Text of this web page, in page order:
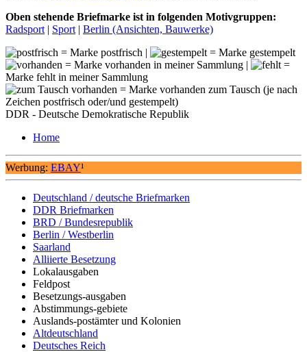
Oben stehende Briefmarke ist in folgenden Motivgruppen:
Radsport | Sport | Berlin (Ansichten, Bauwerke)
= Marke postfrisch |
= Marke gestempelt
= Marke vorhanden in meiner Sammlung |
=
Marke fehlt in meiner Sammlung
= Marke vorhanden zum Tausch (je nach
Zeichen postfrisch oder/und gestempelt)
DDR - Deutsche Demokratische Republik
Home
Werbung: EBAY¹
Deutschland / deutsche Briefmarken
DDR Briefmarken
BRD / Bundesrepublik
Berlin / Westberlin
Saarland
Alliierte Besetzung
Lokalausgaben
Feldpost
Besetzungs-ausgaben
Abstimmungs-gebiete
Auslands-postämter und Kolonien
Altdeutschland
Deutsches Reich